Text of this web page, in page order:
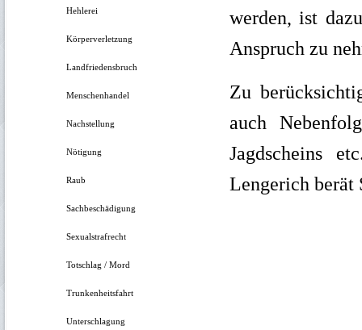
Hehlerei
Körperverletzung
Landfriedensbruch
Menschenhandel
Nachstellung
Nötigung
Raub
Sachbeschädigung
Sexualstrafrecht
Totschlag / Mord
Trunkenheitsfahrt
Unterschlagung
werden, ist
Anspruch zu
Zu
auch
Jagdscheins
Lengerich berät